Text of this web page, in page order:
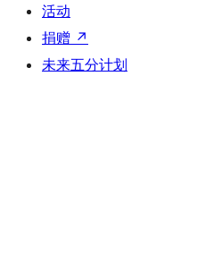
活动
捐赠 ↗
未来五分计划